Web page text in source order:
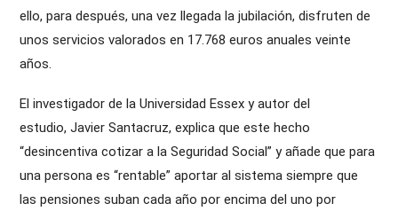
ello, para después, una vez llegada la jubilación, disfruten de
unos servicios valorados en 17.768 euros anuales veinte
años.
El investigador de la Universidad Essex y autor del
estudio,Javier Santacruz, explica que este hecho
“desincentiva cotizar a la Seguridad Social” y añade que para
una persona es “rentable” aportar al sistema siempre que
las pensiones suban cada año por encima del uno por